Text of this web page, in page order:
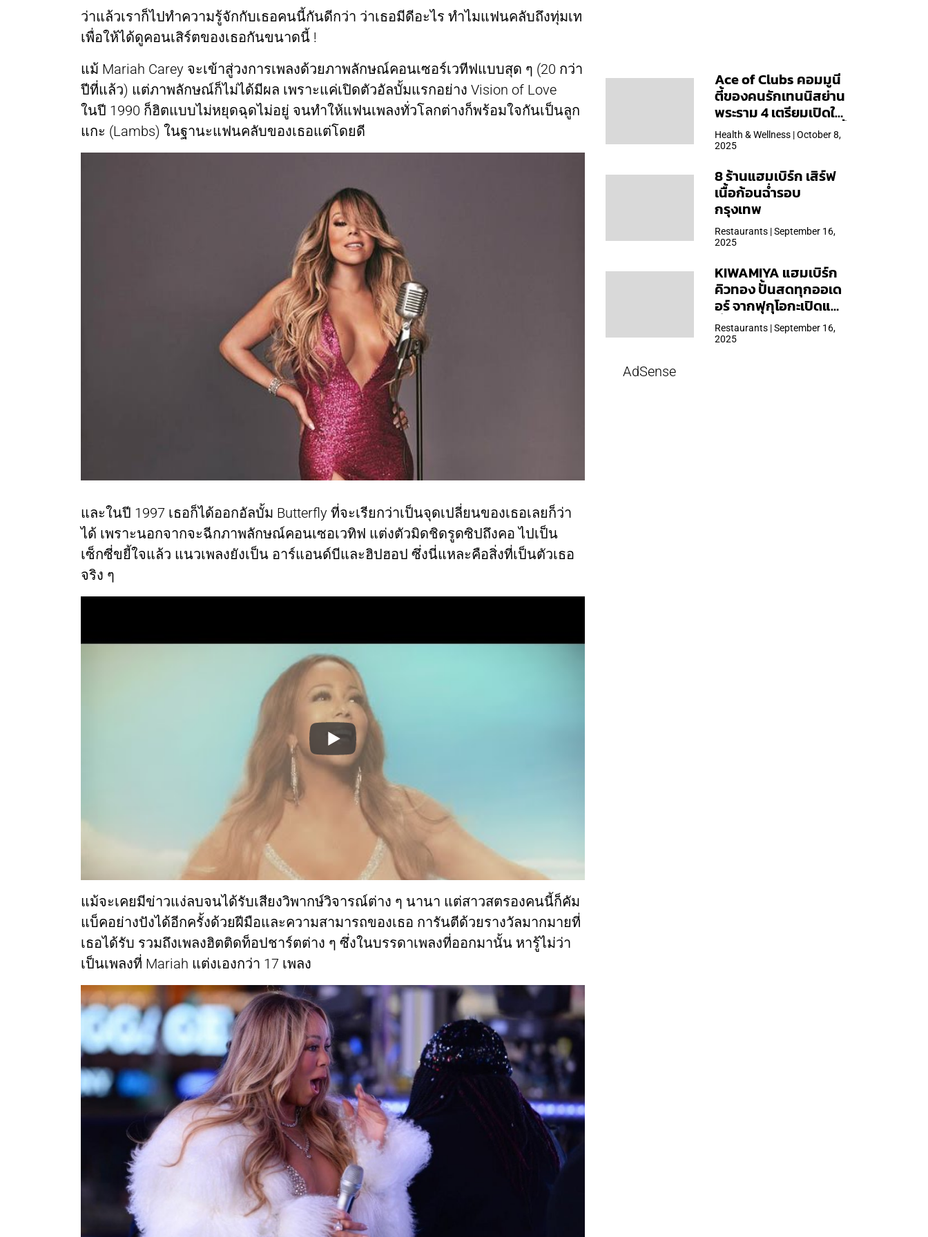
ว่าแล้วเราก็ไปทำความรู้จักกับเธอคนนี้กันดีกว่า ว่าเธอมีดีอะไร ทำไมแฟนคลับถึงทุ่มเท
เพื่อให้ได้ดูคอนเสิร์ตของเธอกันขนาดนี้ !
แม้ Mariah Carey จะเข้าสู่วงการเพลงด้วยภาพลักษณ์คอนเซอร์เวทีฟแบบสุด ๆ (20 กว่า
ปีที่แล้ว) แต่ภาพลักษณ์ก็ไม่ได้มีผล เพราะแค่เปิดตัวอัลบั้มแรกอย่าง Vision of Love
ในปี 1990 ก็ฮิตแบบไม่หยุดฉุดไม่อยู่ จนทำให้แฟนเพลงทั่วโลกต่างก็พร้อมใจกันเป็นลูก
แกะ (Lambs) ในฐานะแฟนคลับของเธอแต่โดยดี
และในปี 1997 เธอก็ได้ออกอัลบั้ม Butterfly ที่จะเรียกว่าเป็นจุดเปลี่ยนของเธอเลยก็ว่า
ได้ เพราะนอกจากจะฉีกภาพลักษณ์คอนเซอเวทิฟ แต่งตัวมิดชิดรูดซิปถึงคอ ไปเป็น
เซ็กซี่ขยี้ใจแล้ว แนวเพลงยังเป็น อาร์แอนด์บีและฮิปฮอป ซึ่งนี่แหละคือสิ่งที่เป็นตัวเธอ
จริง ๆ
แม้จะเคยมีข่าวแง่ลบจนได้รับเสียงวิพากษ์วิจารณ์ต่าง ๆ นานา แต่สาวสตรองคนนี้ก็คัม
แบ็คอย่างปังได้อีกครั้งด้วยฝีมือและความสามารถของเธอ การันตีด้วยรางวัลมากมายที่
เธอได้รับ รวมถึงเพลงฮิตติดท็อปชาร์ตต่าง ๆ ซึ่งในบรรดาเพลงที่ออกมานั้น หารู้ไม่ว่า
เป็นเพลงที่ Mariah แต่งเองกว่า 17 เพลง
Ace of Clubs คอมมูนี
ตี้ของคนรักเทนนิสย่าน
พระราม 4 เตรียมเปิดให้
บริการวันแรก 19 ต.ค. นี้
Health & Wellness | October 8,
2025
8 ร้านแฮมเบิร์ก เสิร์ฟ
เนื้อก้อนฉ่ำรอบ
กรุงเทพ
Restaurants | September 16,
2025
KIWAMIYA แฮมเบิร์ก
คิวทอง ปั้นสดทุกออเด
อร์ จากฟุกุโอกะเปิดแล้ว
ที่ Central Park
Restaurants | September 16,
2025
AdSense